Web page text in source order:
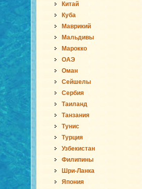
Китай
Куба
Маврикий
Мальдивы
Марокко
ОАЭ
Оман
Сейшелы
Сербия
Таиланд
Танзания
Тунис
Турция
Узбекистан
Филипины
Шри-Ланка
Япония